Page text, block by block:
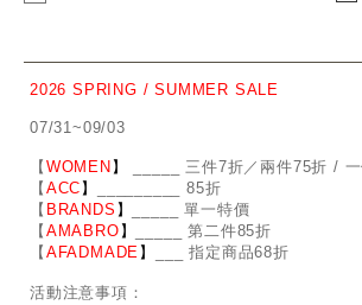
2026 SPRING / SUMMER SALE
07/31~09/03
【 WOMEN 】
___ 三件7折／兩件75折 /
【 ACC 】
____ 85折
【 BRANDS 】
_ 單一特價
【 AMABRO 】
_ 第二件85折
【 AFADMADE 】 ___ 指定商品68折
活動注意事項：